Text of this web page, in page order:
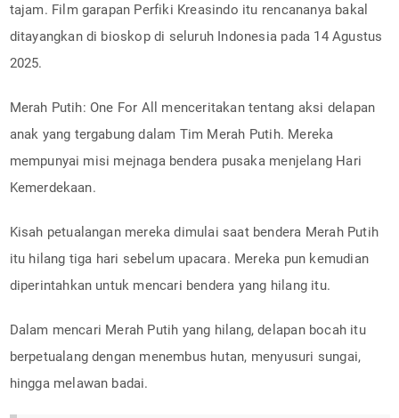
tajam. Film garapan Perfiki Kreasindo itu rencananya bakal
ditayangkan di bioskop di seluruh Indonesia pada 14 Agustus
2025.
Merah Putih: One For All menceritakan tentang aksi delapan
anak yang tergabung dalam Tim Merah Putih. Mereka
mempunyai misi mejnaga bendera pusaka menjelang Hari
Kemerdekaan.
Kisah petualangan mereka dimulai saat bendera Merah Putih
itu hilang tiga hari sebelum upacara. Mereka pun kemudian
diperintahkan untuk mencari bendera yang hilang itu.
Dalam mencari Merah Putih yang hilang, delapan bocah itu
berpetualang dengan menembus hutan, menyusuri sungai,
hingga melawan badai.